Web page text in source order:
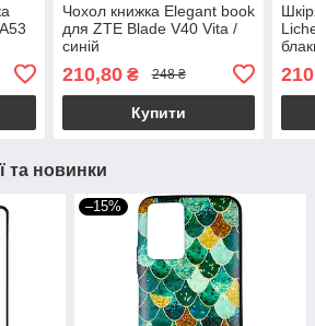
Чохол книжка Elegant book
для ZTE Blade V40 Vita /
синій
210,80₴ 248 ₴
Купити
та новинки
–15%